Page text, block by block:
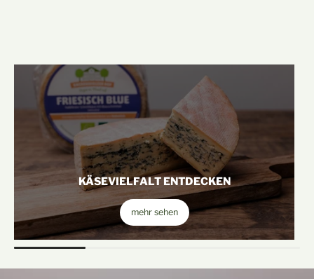
KÄSEVIELFALT ENTDECKEN
mehr sehen